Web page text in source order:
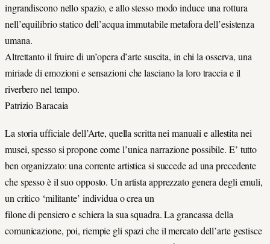
ingrandiscono nello spazio, e allo stesso modo induce una rottura
nell’equilibrio statico dell’acqua immutabile metafora dell’esistenza
umana.
Altrettanto il fruire di un’opera d’arte suscita, in chi la osserva, una
miriade di emozioni e sensazioni che lasciano la loro traccia e il
riverbero nel tempo.
Patrizio Baracaia
La storia ufficiale dell’Arte, quella scritta nei manuali e allestita nei
musei, spesso si propone come l’unica narrazione possibile. E’ tutto
ben organizzato: una corrente artistica si succede ad una precedente
che spesso è il suo opposto. Un artista apprezzato genera degli emuli,
un critico ‘militante’ individua o crea un
filone di pensiero e schiera la sua squadra. La grancassa della
comunicazione, poi, riempie gli spazi che il mercato dell’arte gestisce